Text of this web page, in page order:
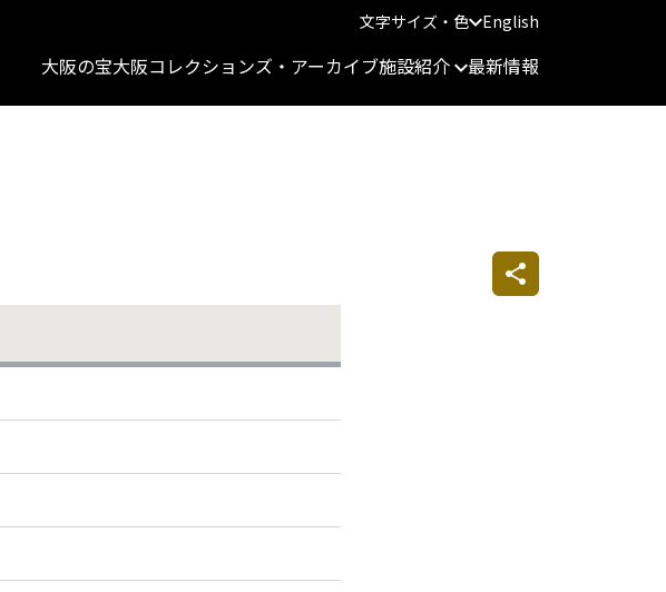
文字サイズ・色 English
大阪の宝大阪コレクションズ・アーカイブ施設紹介 最新情報